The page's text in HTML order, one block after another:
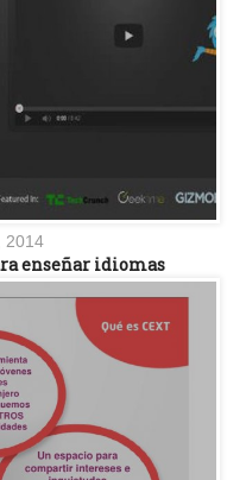
2014
enseñar idiomas